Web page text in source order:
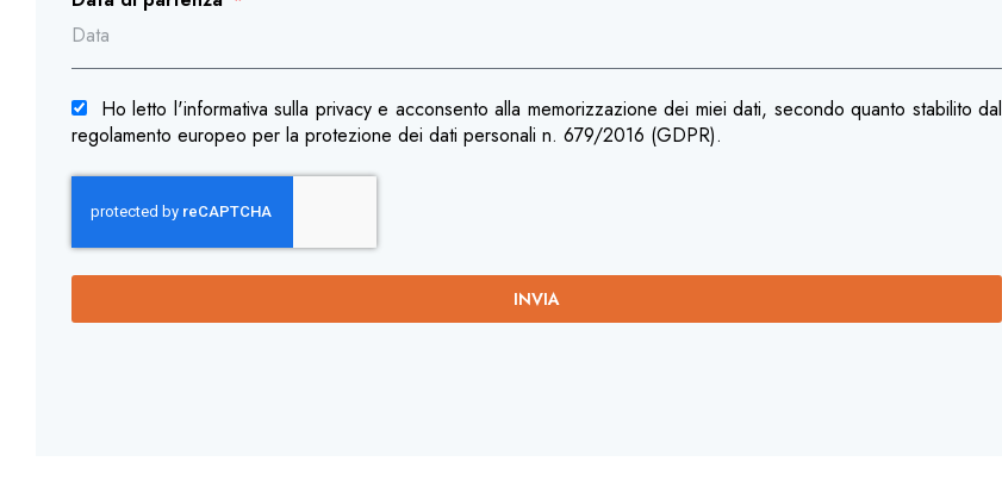
Ho letto l'informativa sulla privacy e acconsento alla memorizzazione dei miei dati, secondo quanto stabilito dal
regolamento europeo per la protezione dei dati personali n. 679/2016 (GDPR).
INVIA